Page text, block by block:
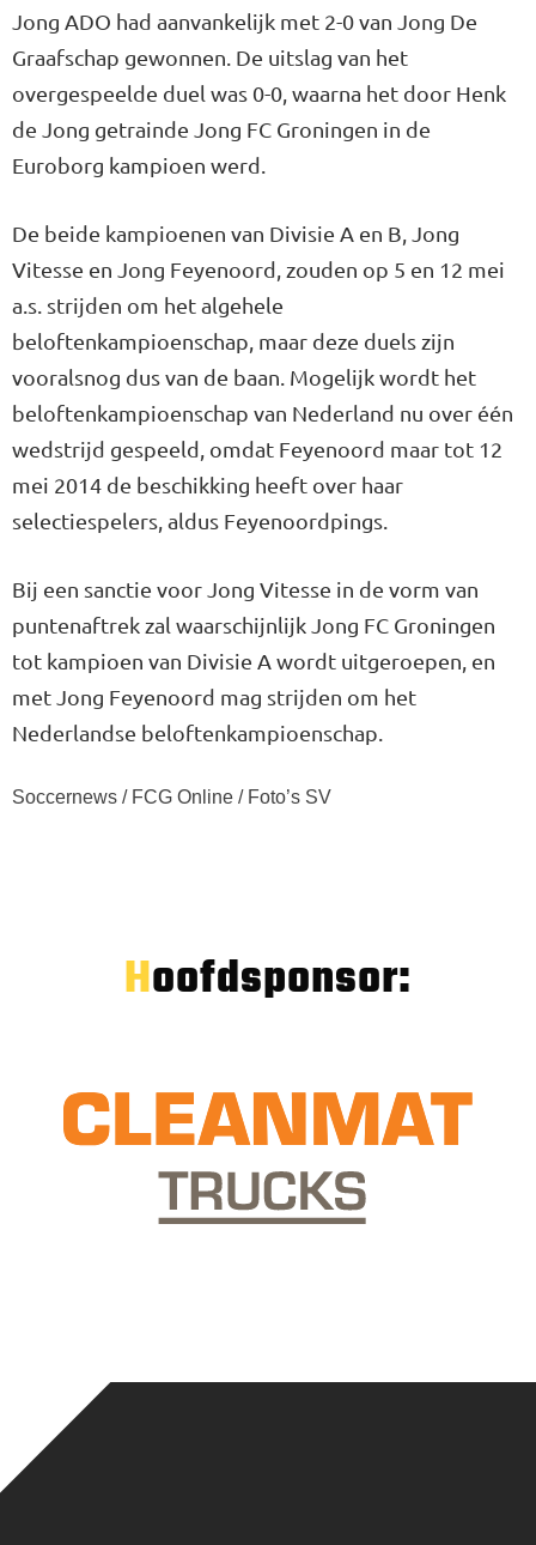
Jong ADO had aanvankelijk met 2-0 van Jong De
Graafschap gewonnen. De uitslag van het
overgespeelde duel was 0-0, waarna het door Henk
de Jong getrainde Jong FC Groningen in de
Euroborg kampioen werd.
De beide kampioenen van Divisie A en B, Jong
Vitesse en Jong Feyenoord, zouden op 5 en 12 mei
a.s. strijden om het algehele
beloftenkampioenschap, maar deze duels zijn
vooralsnog dus van de baan. Mogelijk wordt het
beloftenkampioenschap van Nederland nu over één
wedstrijd gespeeld, omdat Feyenoord maar tot 12
mei 2014 de beschikking heeft over haar
selectiespelers, aldus Feyenoordpings.
Bij een sanctie voor Jong Vitesse in de vorm van
puntenaftrek zal waarschijnlijk Jong FC Groningen
tot kampioen van Divisie A wordt uitgeroepen, en
met Jong Feyenoord mag strijden om het
Nederlandse beloftenkampioenschap.
Soccernews / FCG Online / Foto’s SV
Hoofdsponsor: